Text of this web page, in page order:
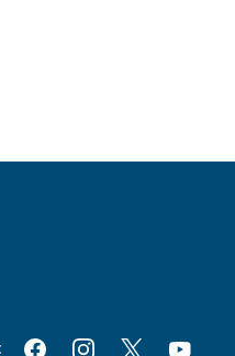
FACEBOOKINSTAGRAM
TWITTER